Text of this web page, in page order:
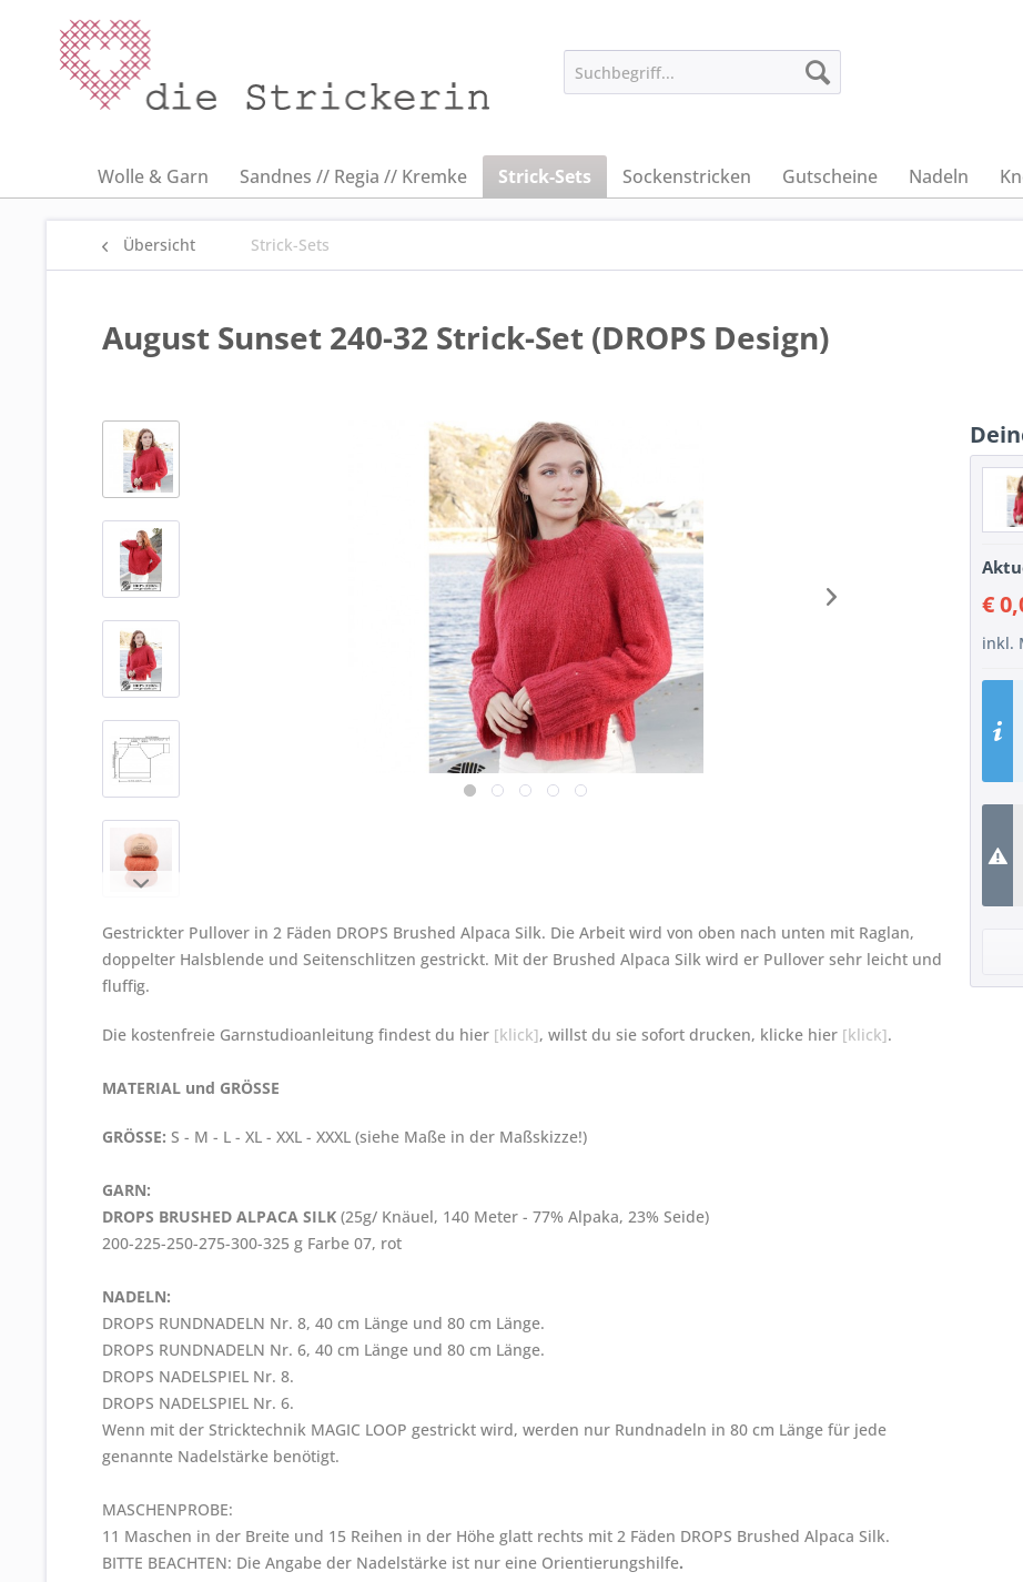
Wolle & Garn Sandnes // Regia // Kremke Strick-Sets Sockenstricken Gutscheine Nadeln
Übersicht Strick-Sets
August Sunset 240-32 Strick-Set (DROPS Design)
€
inkl.
Gestrickter Pullover in 2 Fäden DROPS Brushed Alpaca Silk. Die Arbeit wird von oben nach unten mit Raglan,
doppelter Halsblende und Seitenschlitzen gestrickt. Mit der Brushed Alpaca Silk wird er Pullover sehr leicht und
fluffig.
Die kostenfreie Garnstudioanleitung findest du hier [klick], willst du sie sofort drucken, klicke hier [klick].
MATERIAL und GRÖSSE
GRÖSSE: S - M - L - XL - XXL - XXXL (siehe Maße in der Maßskizze!)
GARN:
DROPS BRUSHED ALPACA SILK (25g/ Knäuel, 140 Meter - 77% Alpaka, 23% Seide)
200-225-250-275-300-325 g Farbe 07, rot
NADELN:
DROPS RUNDNADELN Nr. 8, 40 cm Länge und 80 cm Länge.
DROPS RUNDNADELN Nr. 6, 40 cm Länge und 80 cm Länge.
DROPS NADELSPIEL Nr. 8.
DROPS NADELSPIEL Nr. 6.
Wenn mit der Stricktechnik MAGIC LOOP gestrickt wird, werden nur Rundnadeln in 80 cm Länge für jede
genannte Nadelstärke benötigt.
MASCHENPROBE:
11 Maschen in der Breite und 15 Reihen in der Höhe glatt rechts mit 2 Fäden DROPS Brushed Alpaca Silk.
BITTE BEACHTEN: Die Angabe der Nadelstärke ist nur eine Orientierungshilfe.